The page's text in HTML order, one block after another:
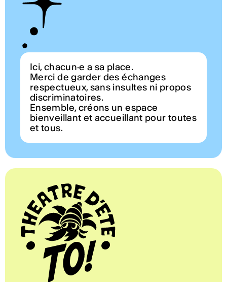
Ici, chacun·e a sa place.
Merci de garder des échanges
respectueux, sans insultes ni propos
discriminatoires.
Ensemble, créons un espace
bienveillant et accueillant pour toutes
et tous.